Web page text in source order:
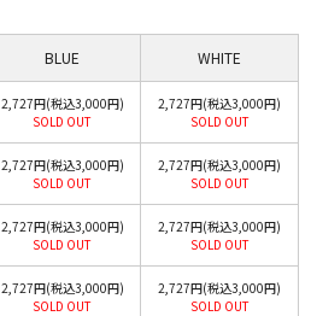
BLUE WHITE
2,727円(税込3,000円)
SOLD OUT
2,727円(税込3,000円)
SOLD OUT
2,727円(税込3,000円)
SOLD OUT
2,727円(税込3,000円)
SOLD OUT
2,727円(税込3,000円)
SOLD OUT
2,727円(税込3,000円)
SOLD OUT
2,727円(税込3,000円)
SOLD OUT
2,727円(税込3,000円)
SOLD OUT